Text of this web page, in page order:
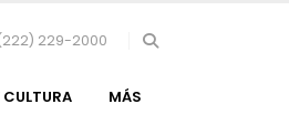
229-2000
CULTURA MÁS